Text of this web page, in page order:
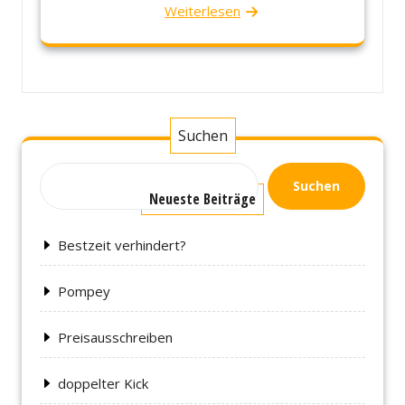
Weiterlesen
Suchen
Suchen
Neueste Beiträge
Bestzeit verhindert?
Pompey
Preisausschreiben
doppelter Kick